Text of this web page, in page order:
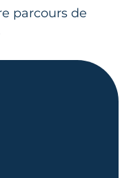
parcours de